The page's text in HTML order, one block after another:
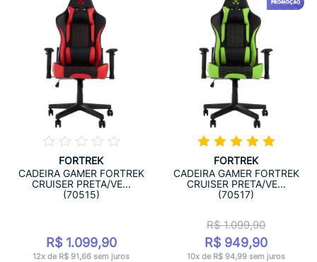
FORTREK
CADEIRA GAMER FORTREK
CRUISER PRETA/VE...
(70515)
R$ 1.099,90
12x de R$ 91,66 sem juros
FORTREK
CADEIRA GAMER FORTREK
CRUISER PRETA/VE...
(70517)
R$ 1.099,90
R$ 949,90
10x de R$ 94,99 sem juros